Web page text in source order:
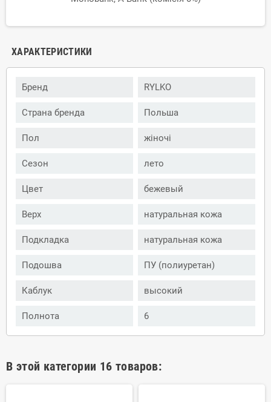
ХАРАКТЕРИСТИКИ
Бренд RYLKO
Страна бренда Польша
Пол жіночі
Сезон лето
Цвет бежевый
Верх натуральная кожа
Подкладка натуральная кожа
Подошва ПУ (полиуретан)
Каблук высокий
Полнота 6
В этой категории 16 товаров: